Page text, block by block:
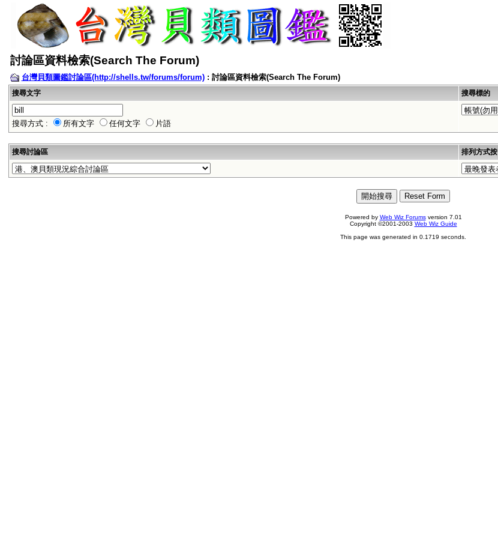
討論區資料檢索(Search The Forum)
台灣貝類圖鑑討論區(http://shells.tw/forums/forum): 討論區資料檢索(Search The Forum)
搜尋文字 搜尋標的
搜尋方式 : 所有文字 任何文字 片語
搜尋討論區 排列方式按
Powered by Web Wiz Forumsversion 7.01
Copyright ©2001-2003 Web Wiz Guide
This page was generated in 0.1719 seconds.